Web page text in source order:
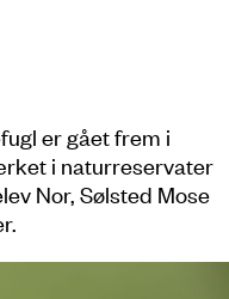
er gået frem i
i naturreservater
Nor, Sølsted Mose